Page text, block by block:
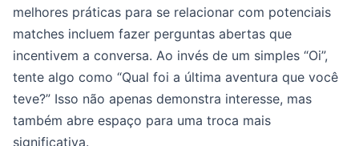
melhores práticas para se relacionar com potenciais
matches incluem fazer perguntas abertas que
incentivem a conversa. Ao invés de um simples “Oi”,
tente algo como “Qual foi a última aventura que você
teve?” Isso não apenas demonstra interesse, mas
também abre espaço para uma troca mais
significativa.